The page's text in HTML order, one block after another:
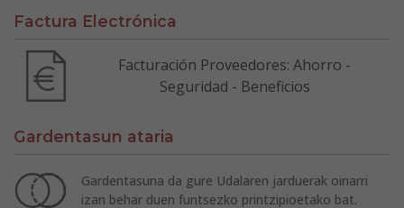
Factura Electrónica
Facturación Proveedores: Ahorro -
Seguridad - Beneficios
Gardentasun ataria
Gardentasuna da gure Udalaren jarduerak oinarri
izan behar duen funtsezko printzipioetako bat.